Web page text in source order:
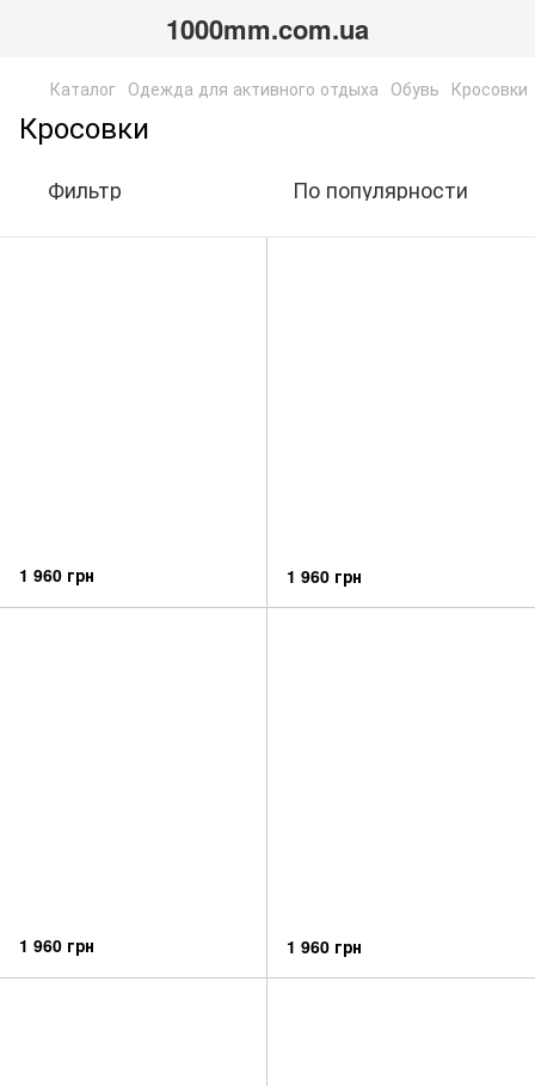
1000mm.com.ua
Каталог Одежда для активного отдыха Обувь Кросовки
Кросовки
Фильтр По популярности
1 960 грн 1 960 грн
1 960 грн 1 960 грн